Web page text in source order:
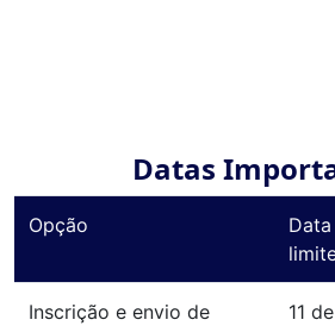
Datas
Opção
Data
Inscrição e envio de
11 de